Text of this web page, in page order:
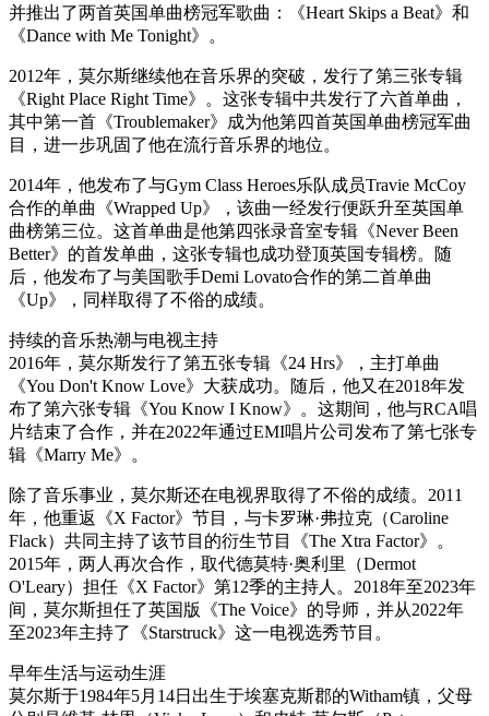
并推出了两首英国单曲榜冠军歌曲：《Heart Skips a Beat》和
《Dance with Me Tonight》。
2012年，莫尔斯继续他在音乐界的突破，发行了第三张专辑
《Right Place Right Time》。这张专辑中共发行了六首单曲，
其中第一首《Troublemaker》成为他第四首英国单曲榜冠军曲
目，进一步巩固了他在流行音乐界的地位。
2014年，他发布了与Gym Class Heroes乐队成员Travie McCoy
合作的单曲《Wrapped Up》，该曲一经发行便跃升至英国单
曲榜第三位。这首单曲是他第四张录音室专辑《Never Been
Better》的首发单曲，这张专辑也成功登顶英国专辑榜。随
后，他发布了与美国歌手Demi Lovato合作的第二首单曲
《Up》，同样取得了不俗的成绩。
持续的音乐热潮与电视主持
2016年，莫尔斯发行了第五张专辑《24 Hrs》，主打单曲
《You Don't Know Love》大获成功。随后，他又在2018年发
布了第六张专辑《You Know I Know》。这期间，他与RCA唱
片结束了合作，并在2022年通过EMI唱片公司发布了第七张专
辑《Marry Me》。
除了音乐事业，莫尔斯还在电视界取得了不俗的成绩。2011
年，他重返《X Factor》节目，与卡罗琳·弗拉克（Caroline
Flack）共同主持了该节目的衍生节目《The Xtra Factor》。
2015年，两人再次合作，取代德莫特·奥利里（Dermot
O'Leary）担任《X Factor》第12季的主持人。2018年至2023年
间，莫尔斯担任了英国版《The Voice》的导师，并从2022年
至2023年主持了《Starstruck》这一电视选秀节目。
早年生活与运动生涯
莫尔斯于1984年5月14日出生于埃塞克斯郡的Witham镇，父母